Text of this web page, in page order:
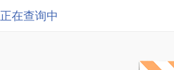
正在查询中